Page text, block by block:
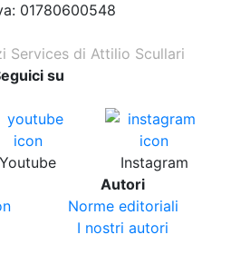
01780600548
Services di Attilio Scullari
su
Youtube
Instagram
Autori
Norme editoriali
I nostri autori